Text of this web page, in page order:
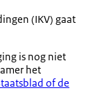
(IKV) gaat
is nog niet
het
of de